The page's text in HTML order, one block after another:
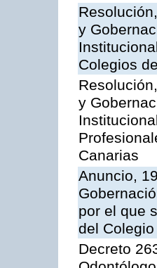
y
Colegios
y
Canarias
Anuncio,
por el que
del
Decreto